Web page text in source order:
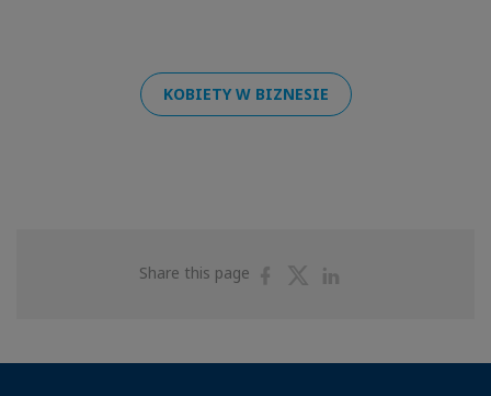
KOBIETY W BIZNESIE
Share this page
ShareShare